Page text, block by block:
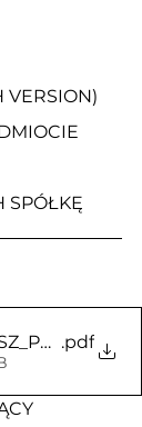
VERSION)
SPÓŁKĘ
.pdf